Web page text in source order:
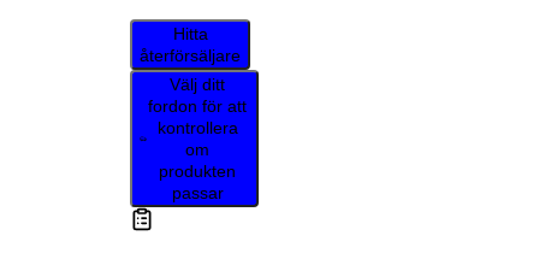
Hitta
återförsäljare
Välj ditt
fordon för att
kontrollera
om
produkten
passar